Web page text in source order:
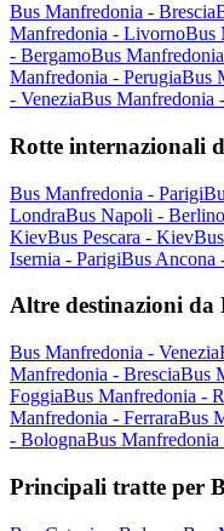
Bus Manfredonia - Brescia
Manfredonia - LivornoBus
- BergamoBus
Manfredonia - PerugiaBus
- VeneziaBus Manfredonia
Rotte internazionali
Bus Manfredonia - Parigi
LondraBus Napoli - Berlino
KievBus Pescara - Kiev
Isernia - ParigiBus Ancona
Altre destinazioni
Bus Manfredonia - Venezia
Manfredonia - BresciaBus
FoggiaBus Manfredonia -
Manfredonia - FerraraBus
- BolognaBus
Principali tratte per